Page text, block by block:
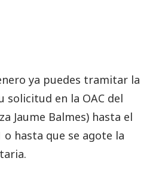
ya puedes tramitar la
solicitud en la OAC del
Jaume Balmes) hasta el
o hasta que se agote la